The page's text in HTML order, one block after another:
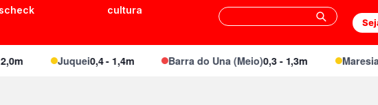
cultura
Juquei0,4 - 1,4m Barra do Una (Meio)0,3 - 1,3m Maresias